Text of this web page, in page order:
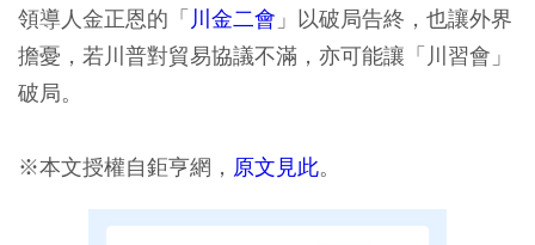
領導人金正恩的「川金二會 」以破局告終，也讓外界
擔憂，若川普對貿易協議不滿，亦可能讓「川習會」
破局。
※本文授權自鉅亨網， 原文見此。